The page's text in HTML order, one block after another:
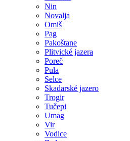
Nin
Novalja
Omiš
Pag
Pakoštane
Plitvické jazera
Poreč
Pula
Selce
Skadarské jazero
Trogir
Tučepi
Umag
Vir
Vodice